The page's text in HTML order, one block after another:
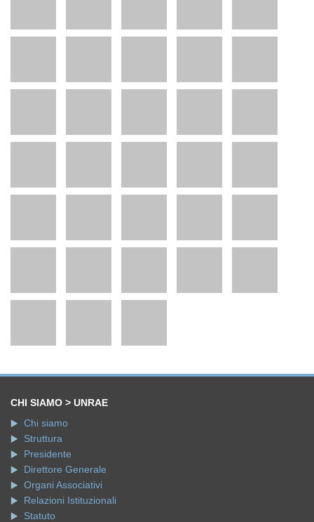
CHI SIAMO > UNRAE
Chi siamo
Struttura
Presidente
Direttore Generale
Organi Associativi
Relazioni Istituzionali
Statuto